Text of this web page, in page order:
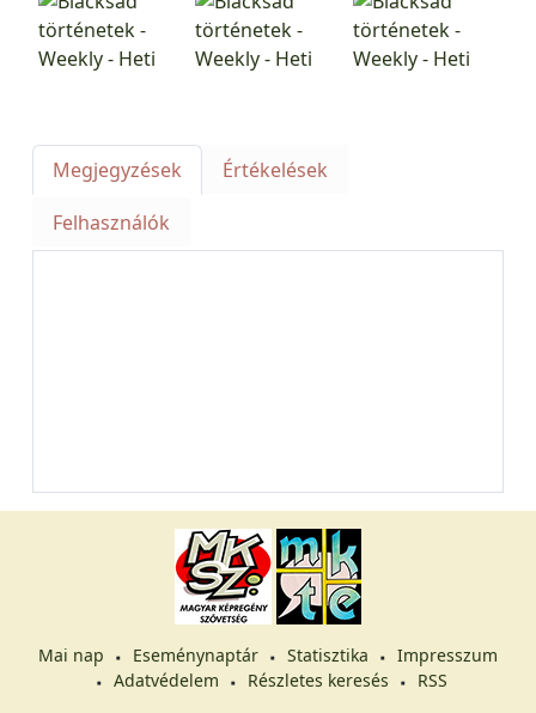
Megjegyzések
Értékelések
Felhasználók
Mai nap Eseménynaptár Statisztika
Impresszum
Adatvédelem
Részletes keresés RSS